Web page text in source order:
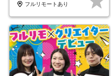
フルリモートあり